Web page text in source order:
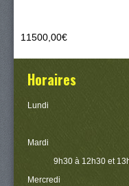
11500,00‎€
Horaires
Lundi
Mardi
9h30 à 12h30 et
Mercredi